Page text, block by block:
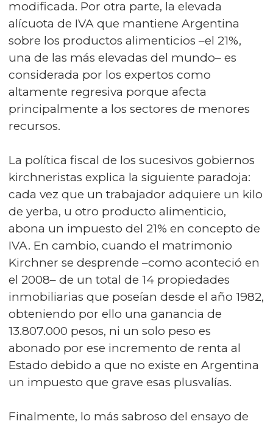
modificada. Por otra parte, la elevada
alícuota de IVA que mantiene Argentina
sobre los productos alimenticios –el 21%,
una de las más elevadas del mundo– es
considerada por los expertos como
altamente regresiva porque afecta
principalmente a los sectores de menores
recursos.
La política fiscal de los sucesivos gobiernos
kirchneristas explica la siguiente paradoja:
cada vez que un trabajador adquiere un kilo
de yerba, u otro producto alimenticio,
abona un impuesto del 21% en concepto de
IVA. En cambio, cuando el matrimonio
Kirchner se desprende –como aconteció en
el 2008– de un total de 14 propiedades
inmobiliarias que poseían desde el año 1982,
obteniendo por ello una ganancia de
13.807.000 pesos, ni un solo peso es
abonado por ese incremento de renta al
Estado debido a que no existe en Argentina
un impuesto que grave esas plusvalías.
Finalmente, lo más sabroso del ensayo de